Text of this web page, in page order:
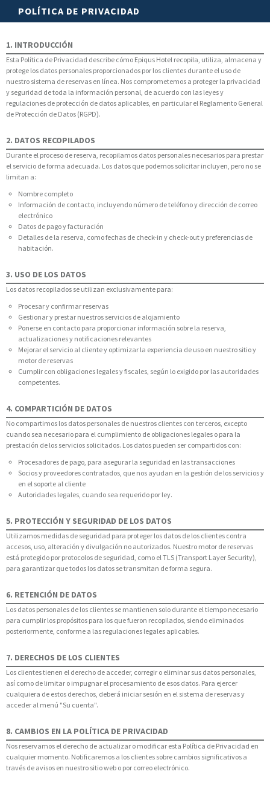
POLÍTICA DE PRIVACIDAD
1. INTRODUCCIÓN
Esta Política de Privacidad describe cómo Epiqus Hotel recopila, utiliza, almacena y
protege los datos personales proporcionados por los clientes durante el uso de
nuestro sistema de reservas en línea. Nos comprometemos a proteger la privacidad
y seguridad de toda la información personal, de acuerdo con las leyes y
regulaciones de protección de datos aplicables, en particular el Reglamento General
de Protección de Datos (RGPD).
2. DATOS RECOPILADOS
Durante el proceso de reserva, recopilamos datos personales necesarios para prestar
el servicio de forma adecuada. Los datos que podemos solicitar incluyen, pero no se
limitan a:
Nombre completo
Información de contacto, incluyendo número de teléfono y dirección de correo
electrónico
Datos de pago y facturación
Detalles de la reserva, como fechas de check-in y check-out y preferencias de
habitación.
3. USO DE LOS DATOS
Los datos recopilados se utilizan exclusivamente para:
Procesar y confirmar reservas
Gestionar y prestar nuestros servicios de alojamiento
Ponerse en contacto para proporcionar información sobre la reserva,
actualizaciones y notificaciones relevantes
Mejorar el servicio al cliente y optimizar la experiencia de uso en nuestro sitio y
motor de reservas
Cumplir con obligaciones legales y fiscales, según lo exigido por las autoridades
competentes.
4. COMPARTICIÓN DE DATOS
No compartimos los datos personales de nuestros clientes con terceros, excepto
cuando sea necesario para el cumplimiento de obligaciones legales o para la
prestación de los servicios solicitados. Los datos pueden ser compartidos con:
Procesadores de pago, para asegurar la seguridad en las transacciones
Socios y proveedores contratados, que nos ayudan en la gestión de los servicios y
en el soporte al cliente
Autoridades legales, cuando sea requerido por ley.
5. PROTECCIÓN Y SEGURIDAD DE LOS DATOS
Utilizamos medidas de seguridad para proteger los datos de los clientes contra
accesos, uso, alteración y divulgación no autorizados. Nuestro motor de reservas
está protegido por protocolos de seguridad, como el TLS (Transport Layer Security),
para garantizar que todos los datos se transmitan de forma segura.
6. RETENCIÓN DE DATOS
Los datos personales de los clientes se mantienen solo durante el tiempo necesario
para cumplir los propósitos para los que fueron recopilados, siendo eliminados
posteriormente, conforme a las regulaciones legales aplicables.
7. DERECHOS DE LOS CLIENTES
Los clientes tienen el derecho de acceder, corregir o eliminar sus datos personales,
así como de limitar o impugnar el procesamiento de esos datos. Para ejercer
cualquiera de estos derechos, deberá iniciar sesión en el sistema de reservas y
acceder al menú "Su cuenta".
8. CAMBIOS EN LA POLÍTICA DE PRIVACIDAD
Nos reservamos el derecho de actualizar o modificar esta Política de Privacidad en
cualquier momento. Notificaremos a los clientes sobre cambios significativos a
través de avisos en nuestro sitio web o por correo electrónico.